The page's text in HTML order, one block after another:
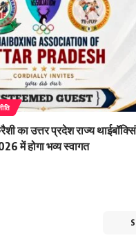
का उत्तर प्रदेश राज्य
में होगा भव्य स्वागत